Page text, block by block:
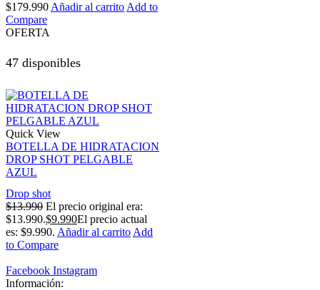
$179.990 Añadir al carrito Add to
Compare
OFERTA
47 disponibles
Quick View
BOTELLA DE HIDRATACION
DROP SHOT PELGABLE
AZUL
Drop shot
$13.990 El precio original era:
$13.990.$9.990El precio actual
es: $9.990. Añadir al carrito Add
to Compare
Facebook Instagram
Información: